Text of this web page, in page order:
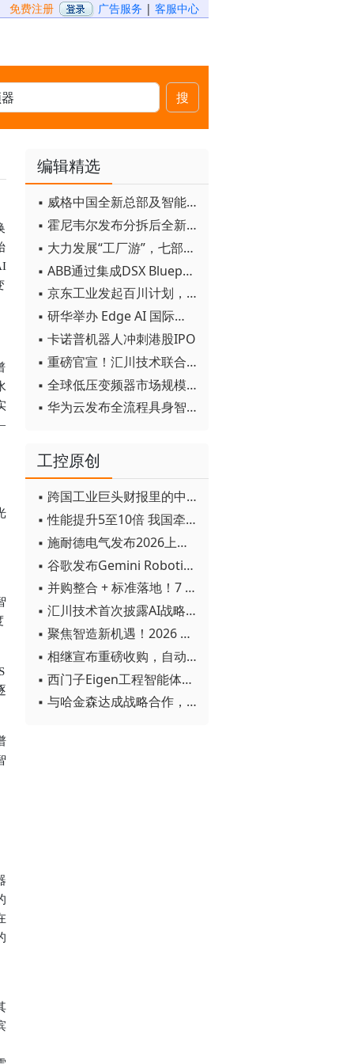
免费注册 广告服务 | 客服中心
搜
编辑精选
▪ 威格中国全新总部及智能工厂启用
▪ 霍尼韦尔发布分拆后全新品牌：霍尼韦尔科技与霍尼韦尔航空航天
▪ 大力发展“工厂游”，七部门联合发文！
▪ ABB通过集成DSX Blueprint AI基础设施，扩大与英伟达的合作
▪ 京东工业发起百川计划， 构建工业大模型新生态
▪ 研华举办 Edge AI 国际论坛
▪ 卡诺普机器人冲刺港股IPO
▪ 重磅官宣！汇川技术联合发起 D12 联盟，开创产教融合新范式
▪ 全球低压变频器市场规模2030年将超170亿美元
▪ 华为云发布全流程具身智能开发平台CloudRobo
工控原创
▪ 跨国工业巨头财报里的中国成绩单
▪ 性能提升5至10倍 我国牵头制定的WiTSnet工业以太网国际标准正式发布
▪ 施耐德电气发布2026上半年可持续发展成绩单 "Impact 2030"路线图开局稳健
▪ 谷歌发布Gemini Robotics 2模型 实现人形机器人全身智能控制突破
▪ 并购整合 + 标准落地！7 月工业自动化产业动态速递
▪ 汇川技术首次披露AI战略进展：从两个方面推动“AI业务化”落地
▪ 聚焦智造新机遇！2026 青岛数字化及智能制造技术论坛圆满落幕
▪ 相继宣布重磅收购，自动化巨头新一轮并购潮剑指何方？
▪ 西门子Eigen工程智能体落地中国，工业AI跨越物理世界“确定性”拐点
▪ 与哈金森达成战略合作，乐聚机器人何以持续获得工业巨头青睐？